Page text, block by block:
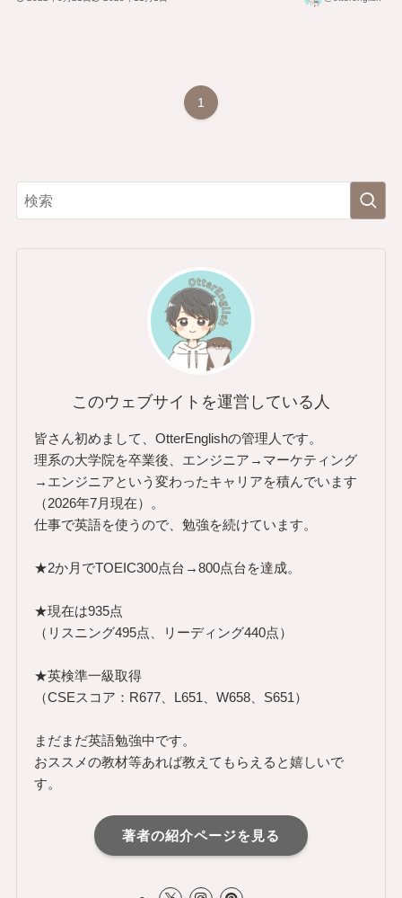
1
このウェブサイトを運営している人
皆さん初めまして、OtterEnglishの管理人です。
理系の大学院を卒業後、エンジニア→マーケティング
→エンジニアという変わったキャリアを積んでいます
（2026年7月現在）。
仕事で英語を使うので、勉強を続けています。
★2か月でTOEIC300点台→800点台を達成。
★現在は935点
（リスニング495点、リーディング440点）
★英検準一級取得
（CSEスコア：R677、L651、W658、S651）
まだまだ英語勉強中です。
おススメの教材等あれば教えてもらえると嬉しいで
す。
著者の紹介ページを見る